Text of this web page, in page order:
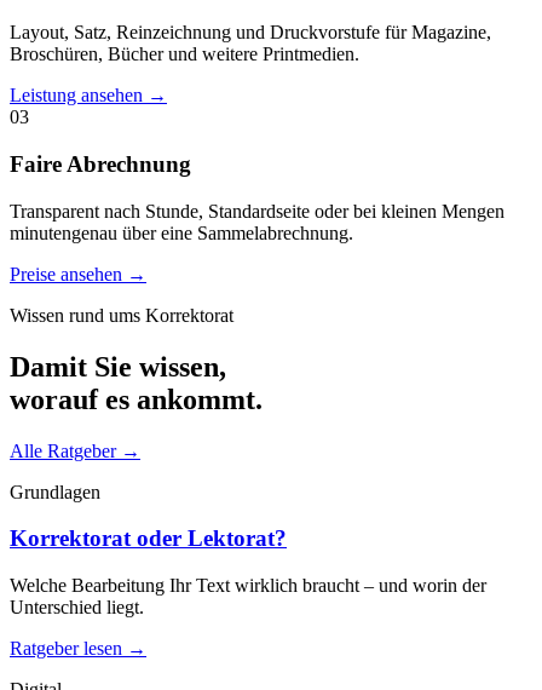
Layout, Satz, Reinzeichnung und Druckvorstufe für Magazine,
Broschüren, Bücher und weitere Printmedien.
Leistung ansehen →
03
Faire Abrechnung
Transparent nach Stunde, Standardseite oder bei kleinen Mengen
minutengenau über eine Sammelabrechnung.
Preise ansehen →
Wissen rund ums Korrektorat
Damit Sie wissen,
worauf es ankommt.
Alle Ratgeber →
Grundlagen
Korrektorat oder Lektorat?
Welche Bearbeitung Ihr Text wirklich braucht – und worin der
Unterschied liegt.
Ratgeber lesen →